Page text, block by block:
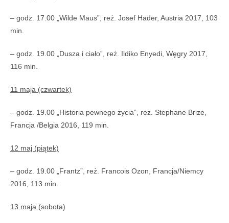
– godz. 17.00 „Wilde Maus”, reż. Josef Hader, Austria 2017, 103
min.
– godz. 19.00 „Dusza i ciało”, reż. Ildiko Enyedi, Węgry 2017,
116 min.
11 maja (czwartek)
– godz. 19.00 „Historia pewnego życia”, reż. Stephane Brize,
Francja /Belgia 2016, 119 min.
12 maj (piątek)
– godz. 19.00 „Frantz”, reż. Francois Ozon, Francja/Niemcy
2016, 113 min.
13 maja (sobota)